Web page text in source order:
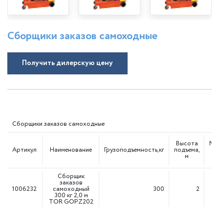
Сборщики заказов самоходные
Получить дилерскую цену
Сборщики заказов самоходные
Артикул Наименование Грузоподъемность,кг
Высота
подъема,
м
1006232
Сборщик
заказов
самоходный
300 кг 2,0 м
TOR GOPZ202
300 2